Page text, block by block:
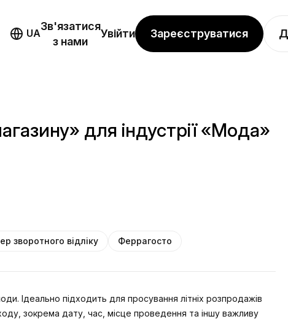
UA
Зв'язатися
з нами
Увійти Зареєструватися
для індустрії «Мода»
зворотного відліку Феррагосто
Ідеально підходить для просування літніх розпродажів
зокрема дату, час, місце проведення та іншу важливу